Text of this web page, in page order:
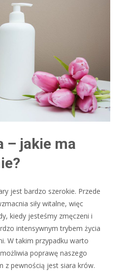
– jakie ma
jest bardzo szerokie. Przede
siły witalne, więc
kiedy jesteśmy zmęczeni i
intensywnym trybem życia
W takim przypadku warto
poprawę naszego
z pewnością jest siara krów.